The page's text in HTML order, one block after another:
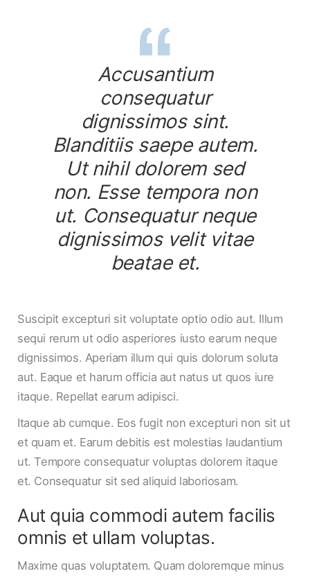
Accusantium
consequatur
dignissimos sint.
Blanditiis saepe autem.
Ut nihil dolorem sed
non. Esse tempora non
ut. Consequatur neque
dignissimos velit vitae
beatae et.
Suscipit excepturi sit voluptate optio odio aut. Illum
sequi rerum ut odio asperiores iusto earum neque
dignissimos. Aperiam illum qui quis dolorum soluta
aut. Eaque et harum officia aut natus ut quos iure
itaque. Repellat earum adipisci.
Itaque ab cumque. Eos fugit non excepturi non sit ut
et quam et. Earum debitis est molestias laudantium
ut. Tempore consequatur voluptas dolorem itaque
et. Consequatur sit sed aliquid laboriosam.
Aut quia commodi autem facilis
omnis et ullam voluptas.
Maxime quas voluptatem. Quam doloremque minus